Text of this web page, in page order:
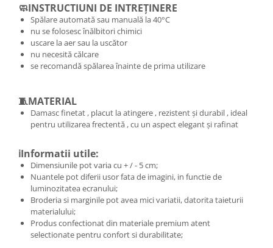
🧼INSTRUCTIUNI DE INTREȚINERE
Spălare automată sau manuală la 40°C
nu se folosesc înălbitori chimici
uscare la aer sau la uscător
nu necesită călcare
se recomandă spălarea înainte de prima utilizare
🧵MATERIAL
Damasc finetat , placut la atingere , rezistent și durabil , ideal
pentru utilizarea frectentă , cu un aspect elegant și rafinat
ℹ️Informatii utile:
Dimensiunile pot varia cu + / - 5 cm;
Nuantele pot diferii usor fata de imagini, in functie de
luminozitatea ecranului;
Broderia si marginile pot avea mici variatii, datorita taieturii
materialului;
Produs confectionat din materiale premium atent
selectionate pentru confort si durabilitate;